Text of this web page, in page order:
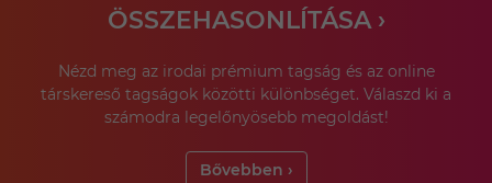
ÖSSZEHASONLÍTÁSA ›
Nézd meg az irodai prémium tagság és az online
társkereső tagságok közötti különbséget. Válaszd ki a
számodra legelőnyösebb megoldást!
Bővebben ›